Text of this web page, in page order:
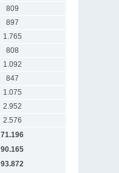
809
897
1.765
808
1.092
847
1.075
2.952
2.576
71.196
90.165
93.872